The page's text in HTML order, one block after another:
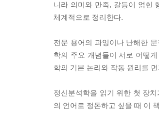
니라 의미와 만족, 갈등이 얽힌
체계적으로 정리한다.
전문 용어의 과잉이나 난해한
학의 주요 개념들이 서로 어떻
학의 기본 논리와 작동 원리를
정신분석학을 읽기 위한 첫 장
의 언어로 정돈하고 싶을 때 이